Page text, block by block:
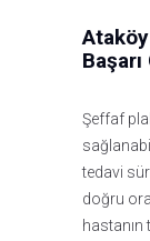
Başarı
Şeffaf
tedavi
doğru
hastanın